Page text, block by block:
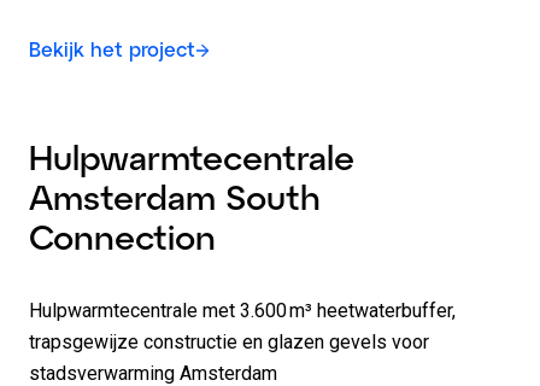
Bekijk het project
Hulpwarmte­centrale
Amsterdam South
Connection
Hulpwarmtecentrale met 3.600 m³ heetwaterbuffer,
trapsgewijze constructie en glazen gevels voor
stadsverwarming Amsterdam